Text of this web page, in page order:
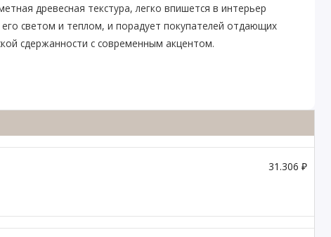
древесная текстура, легко впишется в интерьер
светом и теплом, и порадует покупателей отдающих
сдержанности с современным акцентом.
31.306 ₽